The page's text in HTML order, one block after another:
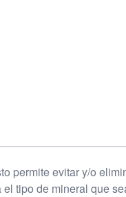
permite evitar y/o
tipo de mineral que